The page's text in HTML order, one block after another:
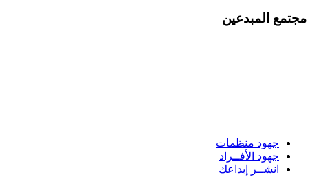
مجتمع المبدعين
جهود منظمات
جهود الأفــراد
انشــر إبداعك